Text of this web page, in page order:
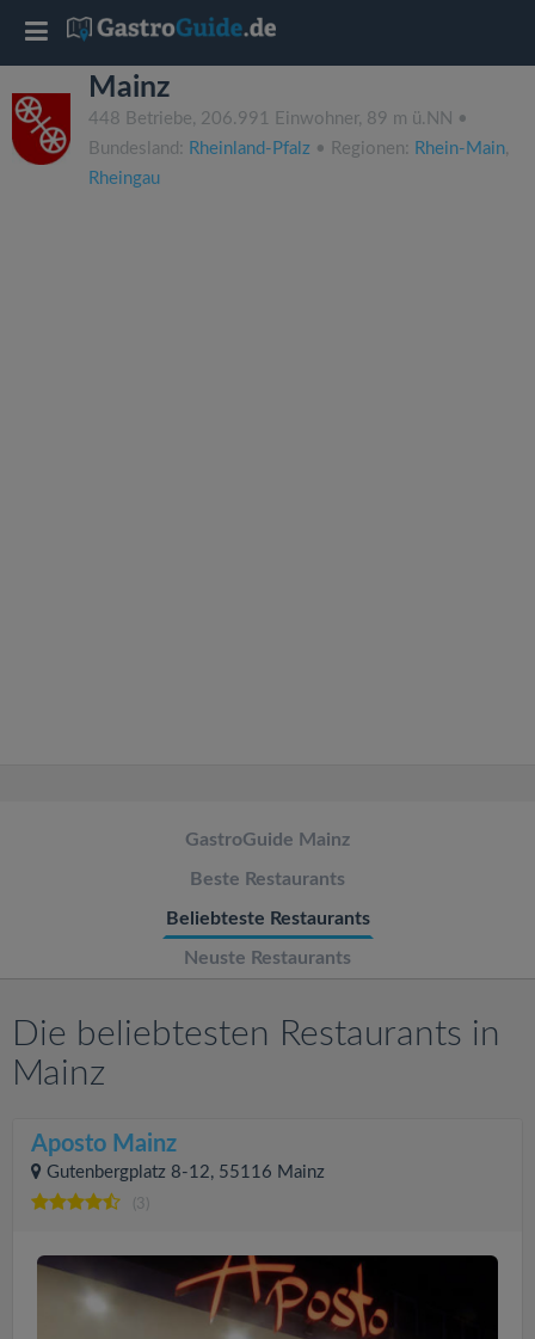
Mainz
448 Betriebe, 206.991 Einwohner, 89 m ü.NN •
Bundesland: Rheinland-Pfalz • Regionen: Rhein-Main,
Rheingau
GastroGuide Mainz
Beste Restaurants
Beliebteste Restaurants
Neuste Restaurants
Die beliebtesten Restaurants in
Mainz
Aposto Mainz
Gutenbergplatz 8-12, 55116 Mainz
(3)
T
o
g
n